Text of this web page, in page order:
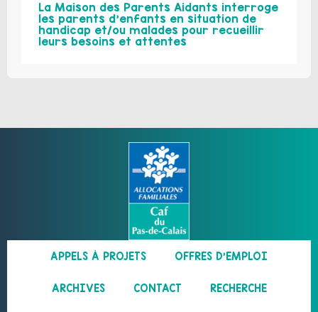
La Maison des Parents Aidants interroge
les parents d’enfants en situation de
handicap et/ou malades pour recueillir
leurs besoins et attentes
APPELS À PROJETS OFFRES D’EMPLOI
ARCHIVES CONTACT RECHERCHE